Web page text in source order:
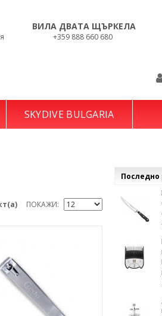
ВИЛА ДВАТА ЩЪРКЕЛА
+359 888 660 680
SKYDIVE BULGARIA
ПОКАЖИ
Последно